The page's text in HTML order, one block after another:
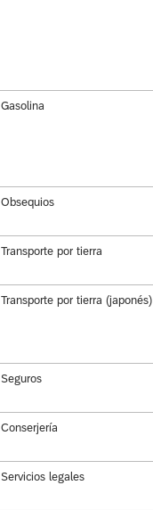
Gasolina
Obsequios
Transporte por tierra
Transporte por tierra (japonés)
Seguros
Conserjería
Servicios legales